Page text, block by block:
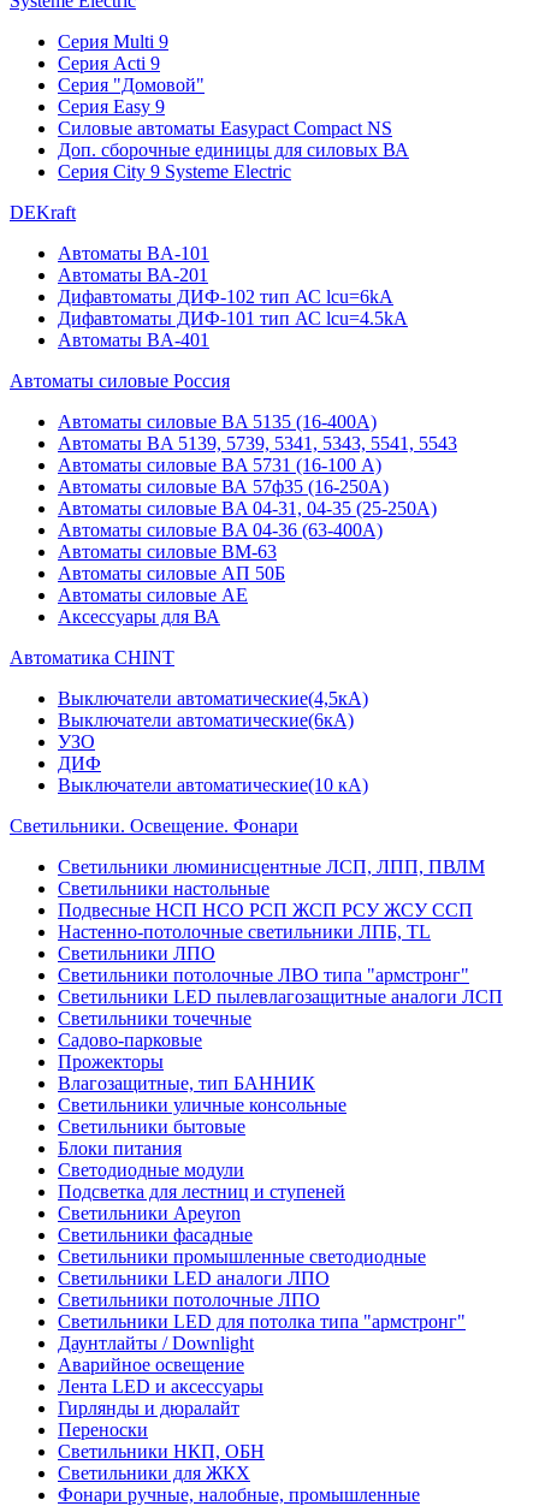
Серия Multi 9
Серия Acti 9
Серия "Домовой"
Серия Easy 9
Силовые автоматы Easypact Compact NS
Доп. сборочные единицы для силовых ВА
Серия City 9 Systeme Electric
DEKraft
Автоматы BA-101
Автоматы ВА-201
Дифавтоматы ДИФ-102 тип АС lcu=6kA
Дифавтоматы ДИФ-101 тип АС lcu=4.5kA
Автоматы BA-401
Автоматы силовые Россия
Автоматы силовые BA 5135 (16-400А)
Автоматы BA 5139, 5739, 5341, 5343, 5541, 5543
Автоматы силовые BA 5731 (16-100 А)
Автоматы силовые ВА 57ф35 (16-250А)
Автоматы силовые BA 04-31, 04-35 (25-250А)
Автоматы силовые BA 04-36 (63-400А)
Автоматы силовые ВМ-63
Автоматы силовые АП 50Б
Автоматы силовые АЕ
Аксессуары для ВА
Автоматика CHINT
Выключатели автоматические(4,5кА)
Выключатели автоматические(6кА)
УЗО
ДИФ
Выключатели автоматические(10 кА)
Светильники. Освещение. Фонари
Светильники люминисцентные ЛСП, ЛПП, ПВЛМ
Светильники настольные
Подвесные НСП НСО РСП ЖСП РСУ ЖСУ ССП
Настенно-потолочные светильники ЛПБ, TL
Светильники ЛПО
Светильники потолочные ЛВО типа "армстронг"
Светильники LED пылевлагозащитные аналоги ЛСП
Светильники точечные
Садово-парковые
Прожекторы
Влагозащитные, тип БАННИК
Светильники уличные консольные
Светильники бытовые
Блоки питания
Светодиодные модули
Подсветка для лестниц и ступеней
Светильники Apeyron
Светильники фасадные
Светильники промышленные светодиодные
Светильники LED аналоги ЛПО
Светильники потолочные ЛПО
Светильники LED для потолка типа "армстронг"
Даунтлайты / Downlight
Аварийное освещение
Лента LED и аксессуары
Гирлянды и дюралайт
Переноски
Светильники НКП, ОБН
Светильники для ЖКХ
Фонари ручные, налобные, промышленные